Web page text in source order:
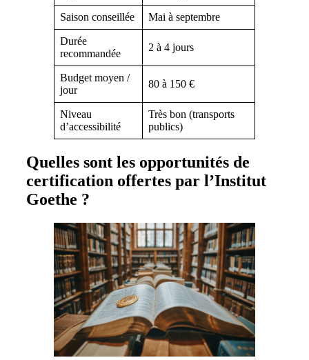
Saison conseillée Mai à septembre
Durée
recommandée
2 à 4 jours
Budget moyen /
jour
80 à 150 €
Niveau
d’accessibilité
Très bon (transports
publics)
Quelles sont les opportunités de
certification offertes par l’Institut
Goethe ?